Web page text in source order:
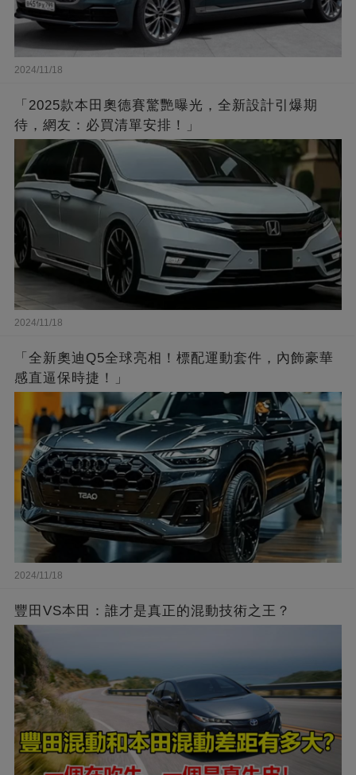
2024/11/18
「2025款本田奧德賽驚艷曝光，全新設計引爆期
待，網友：必買清單安排！」
2024/11/18
「全新奧迪Q5全球亮相！標配運動套件，內飾豪華
感直逼保時捷！」
2024/11/18
豐田VS本田：誰才是真正的混動技術之王？